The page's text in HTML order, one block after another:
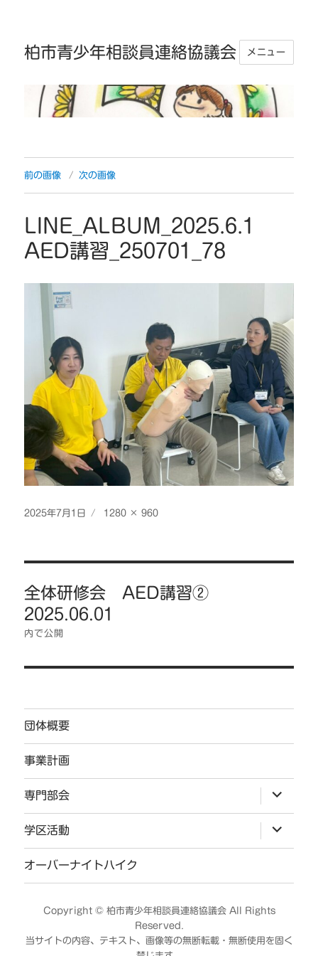
柏市青少年相談員連絡協議会 メニュー
前の画像 次の画像
LINE_ALBUM_2025.6.1
AED講習_250701_78
投
2025年7月1日
フ
1280 × 960
稿
ナ
ビ
ー
ョ
ン
全体研修会 AED講習②
2025.06.01
内で公開
団体概要
事業計画
専門部会
ブ
メ
ュ
ー
開
学区活動
ブ
メ
ー
展
開
オーバーナイトハイク
Copyright © 柏市青少年相談員連絡協議会 All Rights
Reserved.
当サイトの内容、テキスト、画像等の無断転載・無断使用を固く